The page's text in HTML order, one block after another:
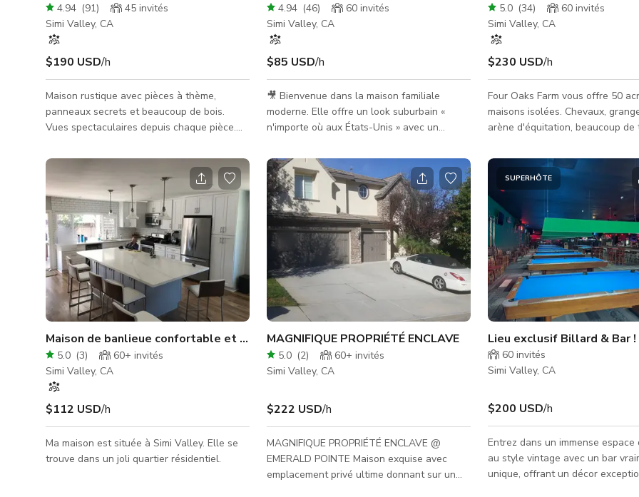
4.94 (91) 45 invités
Simi Valley, CA
$190 USD/h
Maison rustique avec pièces à thème,
panneaux secrets et beaucoup de bois.
Vues spectaculaires depuis chaque pièce.
Panneau électrique modernisé. De
nombreuses terrasses et balcons extérieurs.
4.94 (46) 60 invités
Simi Valley, CA
$85 USD/h
🎥 Bienvenue dans la maison familiale
moderne. Elle offre un look suburbain «
n'importe où aux États-Unis » avec un
charme familial. Conçue avec un flux ouvert
parfait pour les caméras, l'éclairage et
l'équipe. LES PIÈCES INCLUENT : - Extérieur
de la maison - Salon - Cuisine - Salle de
jeux - Jardin arrière - Chambre principale -
Salle de bain principale - Couloir - Salle de
bain des invités - Chambres d'enfants - Café
(jardin arrière am
5.0 (34) 60 invités
Simi Valley, CA
$230 USD/h
Four Oaks Farm vous offre 50
maisons isolées. Chevaux,
arène d'équitation, beaucoup de
Avez-vous besoin de... Un ranch
contemporain ? Un cadre
anglaise haut de gamme ? Un
avec des vues et couchers de
incroyables ? Une maison privée
aménager comme vous le
camp de base pour votre équipe
avons tout
Maison de banlieue confortable et agréable
5.0 (3) 60+ invités
Simi Valley, CA
$112 USD/h
Ma maison est située à Simi Valley. Elle se
trouve dans un joli quartier résidentiel.
MAGNIFIQUE PROPRIÉTÉ ENCLAVE
5.0 (2) 60+ invités
Simi Valley, CA
$222 USD/h
MAGNIFIQUE PROPRIÉTÉ ENCLAVE @
EMERALD POINTE Maison exquise avec
emplacement privé ultime donnant sur un
SUPERHÔTE
Lieu exclusif Billard & Bar !
60 invités
Simi Valley, CA
$200 USD/h
Entrez dans un immense espace
au style vintage avec un bar
unique, offrant un décor